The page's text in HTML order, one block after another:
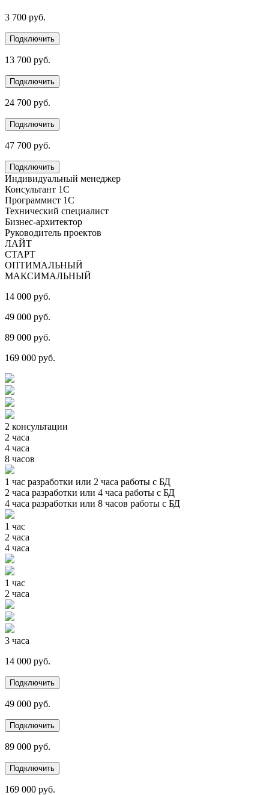
3 700 руб.
Подключить
13 700 руб.
Подключить
24 700 руб.
Подключить
47 700 руб.
Подключить
Индивидуальный менеджер
Консультант 1С
Программист 1С
Технический специалист
Бизнес-архитектор
Руководитель проектов
ЛАЙТ
СТАРТ
ОПТИМАЛЬНЫЙ
МАКСИМАЛЬНЫЙ
14 000 руб.
49 000 руб.
89 000 руб.
169 000 руб.
2 консультации
2 часа
4 часа
8 часов
1 час разработки или 2 часа работы с БД
2 часа разработки или 4 часа работы с БД
4 часа разработки или 8 часов работы с БД
1 час
2 часа
4 часа
1 час
2 часа
3 часа
14 000 руб.
Подключить
49 000 руб.
Подключить
89 000 руб.
Подключить
169 000 руб.